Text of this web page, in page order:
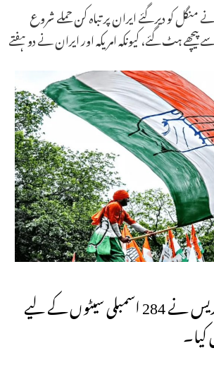
منگل کو دیر گئے ایران پر تباہ کن حملے شروع
ہٹ گئے، کیونکہ امریکہ اور ایران نے دو ہفتے
بنگال انتخابات: کانگریس نے 284 اسمبلی سیٹوں کے لیے